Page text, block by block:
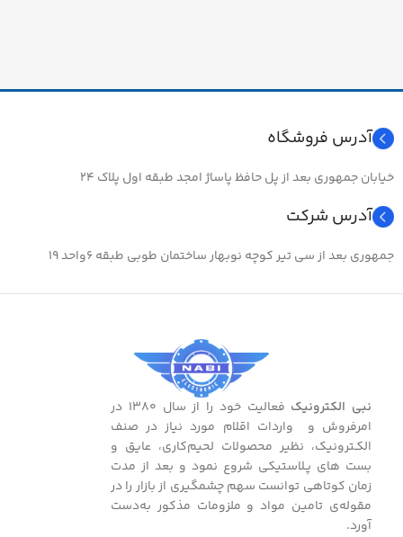
آدرس فروشگاه
خیابان جمهوری بعد از پل حافظ پاساژ امجد طبقه اول پلاک ۲۴
آدرس شرکت
جمهوری بعد از سی تیر کوچه نوبهار ساختمان طوبی طبقه ۶واحد ۱۹
نبی الکترونیک
فعالیت خود را از سال ۱۳۸۰ در
امرفروش و واردات اقلام مورد نیاز در صنف
الکـترونیک، نظیر محصولات لحیم‌کاری، عایق و
بست ‌های پـلاستیکی شروع نمود و بعد از مدت
زمان کوتاهی توانست سهم چشمگیری از بازار را در
مقوله‌ی تامین مواد و ملزومات مذکور به‌دست
آورد.